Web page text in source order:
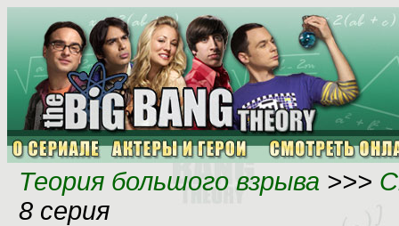
Теория большого взрыва >>>
8 серия